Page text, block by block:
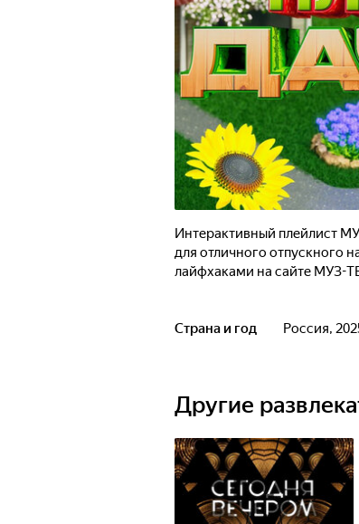
Интерактивный плейлист
для отличного отпускного
лайфхаками на сайте МУЗ-
Страна и год Россия,
Другие